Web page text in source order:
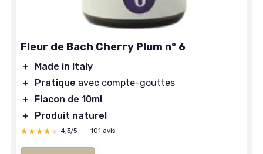
Fleur de Bach Cherry Plum n° 6
＋
Made in Italy
＋
Pratique avec compte-gouttes
＋
Flacon de 10ml
＋
Produit naturel
★★★★★
★★★★★ 4,3/5 — 101 avis